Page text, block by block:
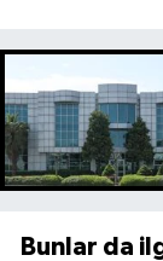
Bunlar da